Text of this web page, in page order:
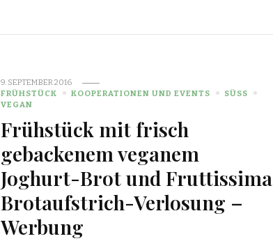
9. SEPTEMBER 2016
FRÜHSTÜCK
KOOPERATIONEN UND EVENTS
SÜSS
VEGAN
Frühstück mit frisch
gebackenem veganem
Joghurt-Brot und Fruttissima
Brotaufstrich-Verlosung –
Werbung